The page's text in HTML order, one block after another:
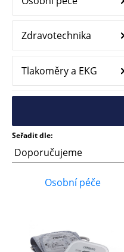
Zdravotechnika
Tlakoměry a EKG
Seřadit dle:
Osobní péče